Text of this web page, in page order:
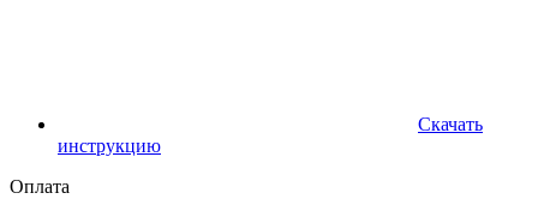
Скачать
инструкцию
Оплата